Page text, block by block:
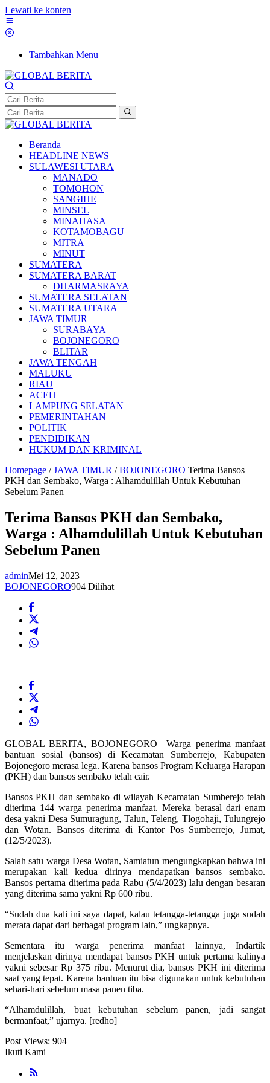
Lewati ke konten
Tambahkan Menu
Beranda
HEADLINE NEWS
SULAWESI UTARA
MANADO
TOMOHON
SANGIHE
MINSEL
MINAHASA
KOTAMOBAGU
MITRA
MINUT
SUMATERA
SUMATERA BARAT
DHARMASRAYA
SUMATERA SELATAN
SUMATERA UTARA
JAWA TIMUR
SURABAYA
BOJONEGORO
BLITAR
JAWA TENGAH
MALUKU
RIAU
ACEH
LAMPUNG SELATAN
PEMERINTAHAN
POLITIK
PENDIDIKAN
HUKUM DAN KRIMINAL
Homepage / JAWA TIMUR / BOJONEGORO Terima Bansos
PKH dan Sembako, Warga : Alhamdulillah Untuk Kebutuhan
Sebelum Panen
Terima Bansos PKH dan Sembako,
Warga : Alhamdulillah Untuk Kebutuhan
Sebelum Panen
adminMei 12, 2023
BOJONEGORO904 Dilihat
GLOBAL BERITA, BOJONEGORO– Warga penerima manfaat
bantuan sosial (bansos) di Kecamatan Sumberrejo, Kabupaten
Bojonegoro merasa lega. Karena bansos Program Keluarga Harapan
(PKH) dan bansos sembako telah cair.
Bansos PKH dan sembako di wilayah Kecamatan Sumberejo telah
diterima 144 warga penerima manfaat. Mereka berasal dari enam
desa yakni Desa Sumuragung, Talun, Teleng, Tlogohaji, Tulungrejo
dan Wotan. Bansos diterima di Kantor Pos Sumberrejo, Jumat,
(12/5/2023).
Salah satu warga Desa Wotan, Samiatun mengungkapkan bahwa ini
merupakan kali kedua dirinya mendapatkan bansos sembako.
Bansos pertama diterima pada Rabu (5/4/2023) lalu dengan besaran
yang diterima sama yakni Rp 600 ribu.
“Sudah dua kali ini saya dapat, kalau tetangga-tetangga juga sudah
merata dapat dari berbagai program lain,” ungkapnya.
Sementara itu warga penerima manfaat lainnya, Indartik
menjelaskan dirinya mendapat bansos PKH untuk pertama kalinya
yakni sebesar Rp 375 ribu. Menurut dia, bansos PKH ini diterima
saat yang tepat. Karena bantuan itu bisa digunakan untuk kebutuhan
sehari-hari sebelum masa panen tiba.
“Alhamdulillah, buat kebutuhan sebelum panen, jadi sangat
bermanfaat,” ujarnya. [redho]
Post Views: 904
Ikuti Kami